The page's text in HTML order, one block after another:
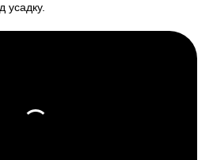
усадку.